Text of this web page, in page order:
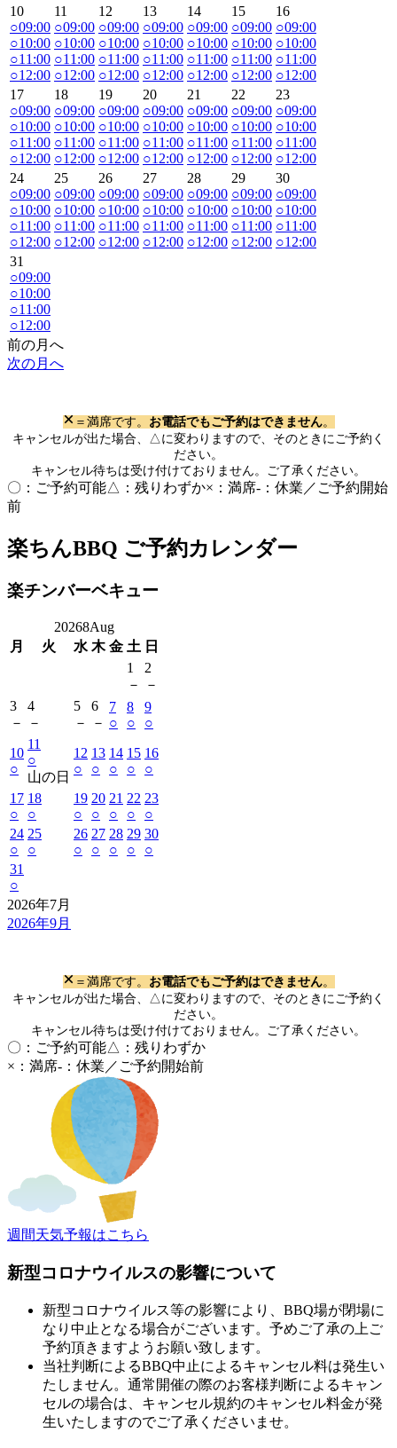
10
○09:00
○10:00
○11:00
○12:00
11
○09:00
○10:00
○11:00
○12:00
12
○09:00
○10:00
○11:00
○12:00
13
○09:00
○10:00
○11:00
○12:00
14
○09:00
○10:00
○11:00
○12:00
15
○09:00
○10:00
○11:00
○12:00
16
○09:00
○10:00
○11:00
○12:00
17
○09:00
○10:00
○11:00
○12:00
18
○09:00
○10:00
○11:00
○12:00
19
○09:00
○10:00
○11:00
○12:00
20
○09:00
○10:00
○11:00
○12:00
21
○09:00
○10:00
○11:00
○12:00
22
○09:00
○10:00
○11:00
○12:00
23
○09:00
○10:00
○11:00
○12:00
24
○09:00
○10:00
○11:00
○12:00
25
○09:00
○10:00
○11:00
○12:00
26
○09:00
○10:00
○11:00
○12:00
27
○09:00
○10:00
○11:00
○12:00
28
○09:00
○10:00
○11:00
○12:00
29
○09:00
○10:00
○11:00
○12:00
30
○09:00
○10:00
○11:00
○12:00
31
○09:00
○10:00
○11:00
○12:00
前の月へ
次の月へ
× ＝満席です。 お電話でもご予約はできません。
キャンセルが出た場合、△に変わりますので、そのときにご予約く
ださい。
キャンセル待ちは受け付けておりません。ご了承ください。
〇：ご予約可能△：残りわずか×：満席-：休業／ご予約開始
前
楽ちんBBQ ご予約カレンダー
楽チンバーベキュー
20268Aug
月
火 水 木 金 土 日
1
－
2
－
3
－
4
－
5
－
6
－
7
○
8
○
9
○
10
○
11
○
山の日
12
○
13
○
14
○
15
○
16
○
17
○
18
○
19
○
20
○
21
○
22
○
23
○
24
○
25
○
26
○
27
○
28
○
29
○
30
○
31
○
2026年7月
2026年9月
× ＝満席です。 お電話でもご予約はできません。
キャンセルが出た場合、△に変わりますので、そのときにご予約く
ださい。
キャンセル待ちは受け付けておりません。ご了承ください。
〇：ご予約可能△：残りわずか
×：満席-：休業／ご予約開始前
週間天気予報はこちら
新型コロナウイルスの影響について
新型コロナウイルス等の影響により、BBQ場が閉場に
なり中止となる場合がございます。予めご了承の上ご
予約頂きますようお願い致します。
当社判断によるBBQ中止によるキャンセル料は発生い
たしません。通常開催の際のお客様判断によるキャン
セルの場合は、キャンセル規約のキャンセル料金が発
生いたしますのでご了承くださいませ。